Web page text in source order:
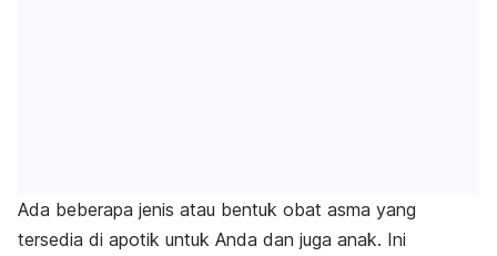
Ada beberapa jenis atau bentuk obat asma yang
tersedia di apotik untuk Anda dan juga anak. Ini